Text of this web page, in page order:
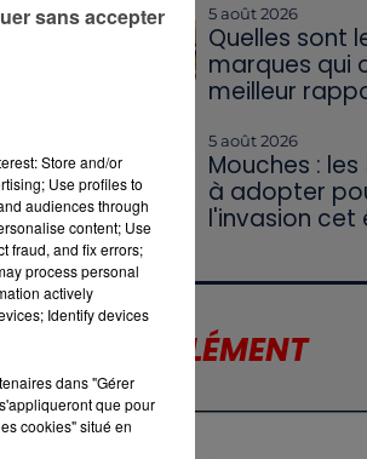
5 août 2026
Quelles sont
marques qui
meilleur
5 août 2026
Mouches :
à adopter
l'invasion cet
LE SUPPLÉMENT
Store and/or
Use profiles to
audiences through
content; Use
fraud, and fix errors;
process personal
actively
Identify devices
dans "Gérer
que pour
cookies" situé en
sans accepter